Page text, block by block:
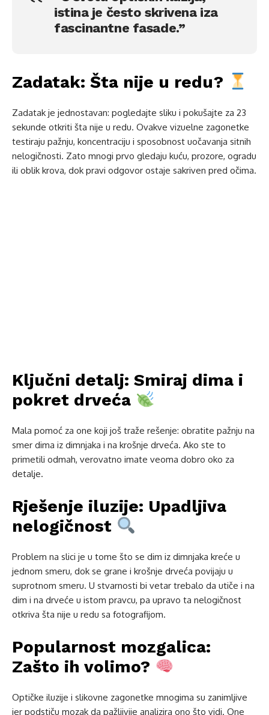
istina je često skrivena iza
fascinantne fasade.”
Zadatak: Šta nije u redu?
Zadatak je jednostavan: pogledajte sliku i pokušajte za 23
sekunde otkriti šta nije u redu. Ovakve vizuelne zagonetke
testiraju pažnju, koncentraciju i sposobnost uočavanja sitnih
nelogičnosti. Zato mnogi prvo gledaju kuću, prozore, ogradu
ili oblik krova, dok pravi odgovor ostaje sakriven pred očima.
Ključni detalj: Smiraj dima i
pokret drveća
Mala pomoć za one koji još traže rešenje: obratite pažnju na
smer dima iz dimnjaka i na krošnje drveća. Ako ste to
primetili odmah, verovatno imate veoma dobro oko za
detalje.
Rješenje iluzije: Upadljiva
nelogičnost
Problem na slici je u tome što se dim iz dimnjaka kreće u
jednom smeru, dok se grane i krošnje drveća povijaju u
suprotnom smeru. U stvarnosti bi vetar trebalo da utiče i na
dim i na drveće u istom pravcu, pa upravo ta nelogičnost
otkriva šta nije u redu sa fotografijom.
Popularnost mozgalica:
Zašto ih volimo?
Optičke iluzije i slikovne zagonetke mnogima su zanimljive
jer podstiču mozak da pažljivije analizira ono što vidi. One